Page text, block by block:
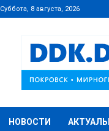
Суббота, 8 августа, 2026
DDK.DN.UA
НОВОСТИ